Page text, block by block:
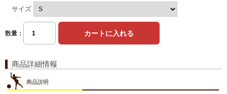
サイズ
数量：
商品詳細情報
商品説明